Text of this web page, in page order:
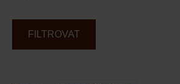
FILTROVAT